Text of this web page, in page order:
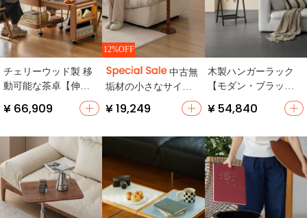
チェリーウッド製 移
動可能な茶卓【伸縮
式・実木・焚き火用
テーブル】
¥ 66,909
12%OFF
中古無
垢材の小さなサイド
用・ミニ収納・リビ
¥ 19,249
木製ハンガーラック
【モダン・ブラッ
ク・折りたたみ式・
二段】
¥ 54,840